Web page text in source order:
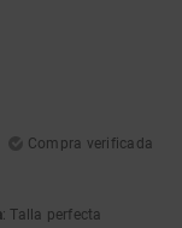
Compra verificada
: Talla perfecta